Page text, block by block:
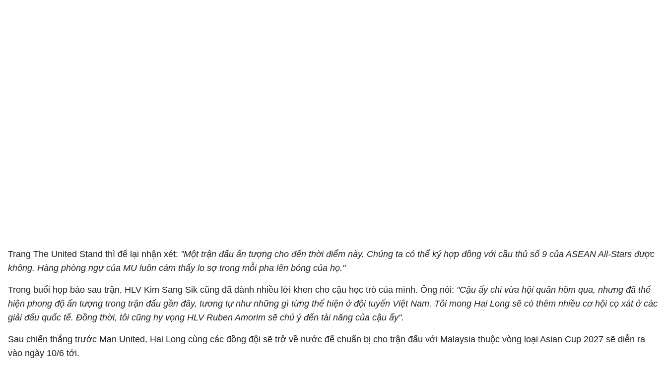
Trang The United Stand thì để lại nhận xét: "Một trận đấu ấn tượng cho đến thời điểm này. Chúng ta có thể ký hợp đồng với cầu thủ số 9 của ASEAN All-Stars được
không. Hàng phòng ngự của MU luôn cảm thấy lo sợ trong mỗi pha lên bóng của họ."
Trong buổi họp báo sau trận, HLV Kim Sang Sik cũng đã dành nhiều lời khen cho cậu học trò của mình. Ông nói: "Cậu ấy chỉ vừa hội quân hôm qua, nhưng đã thể
hiện phong độ ấn tượng trong trận đấu gần đây, tương tự như những gì từng thể hiện ở đội tuyển Việt Nam. Tôi mong Hai Long sẽ có thêm nhiều cơ hội cọ xát ở các
giải đấu quốc tế. Đồng thời, tôi cũng hy vọng HLV Ruben Amorim sẽ chú ý đến tài năng của cậu ấy".
Sau chiến thắng trước Man United, Hai Long cùng các đồng đội sẽ trở về nước để chuẩn bị cho trận đấu với Malaysia thuộc vòng loại Asian Cup 2027 sẽ diễn ra
vào ngày 10/6 tới.